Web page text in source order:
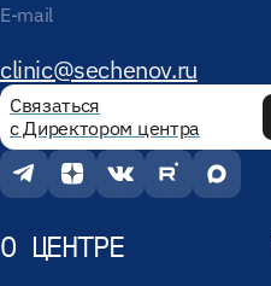
E-mail
clinic@sechenov.ru
Связаться
с Директором центра
О ЦЕНТРЕ